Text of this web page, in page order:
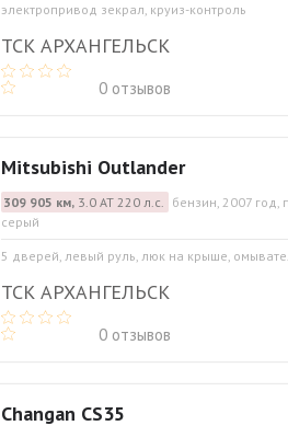
электропривод зекрал, круиз-контроль
ТСК АРХАНГЕЛЬСК
0 отзывов
Mitsubishi Outlander
309 905 км,3.0 АТ 220 л.с. бензин, 2007 год,
серый
5 дверей, левый руль, люк на крыше,
ТСК АРХАНГЕЛЬСК
0 отзывов
Changan CS35